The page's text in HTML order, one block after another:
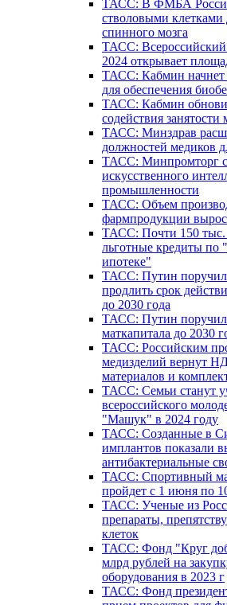
ТАСС: В ФМБА России
стволовыми клетками
спинного мозга
ТАСС:
2024 открывает
ТАСС: Кабмин начнет
для обеспечения
ТАСС: Кабмин
содействия
ТАСС: Минздрав
должностей медиков
ТАСС: Минпромторг
искусственного
промышленности
ТАСС: Объем
фармпродукции
ТАСС: Почти 150 тыс.
льготные кредиты по
ипотеке"
ТАСС: Путин поручил
продлить срок
до 2030 года
ТАСС: Путин поручил
маткапитала до 2030
ТАСС: Российским
медизделий вернут
материалов и
ТАСС: Семьи станут
всероссийского
"Машук" в 2024 году
ТАСС: Созданные в
имплантов показали
антибактериальные
ТАСС: Спортивный
пройдет с 1 июня по
ТАСС: Ученые из
препараты,
клеток
ТАСС: Фонд "Круг
млрд рублей на
оборудования в 2023 г
ТАСС: Фонд